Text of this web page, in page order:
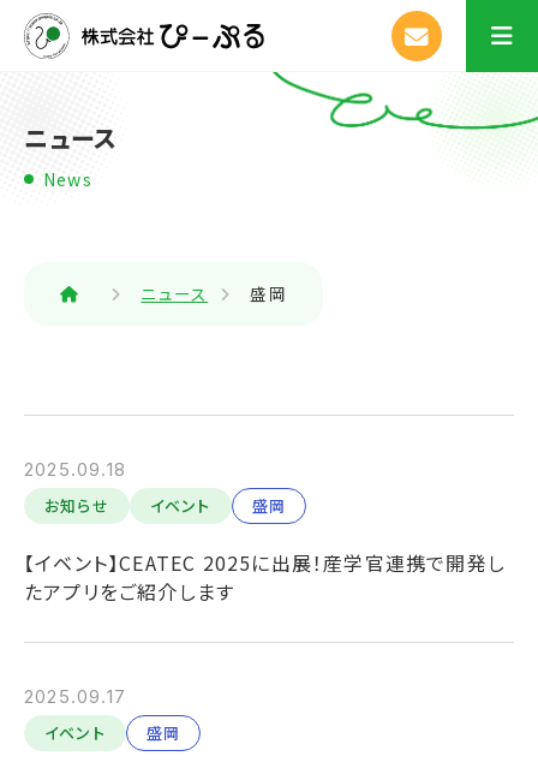
ニュース
News
ニュース 盛岡
2025.09.18
お知らせ
イベント 盛岡
【イベント】CEATEC 2025に出展！産学官連携で開発し
たアプリをご紹介します
2025.09.17
イベント
盛岡